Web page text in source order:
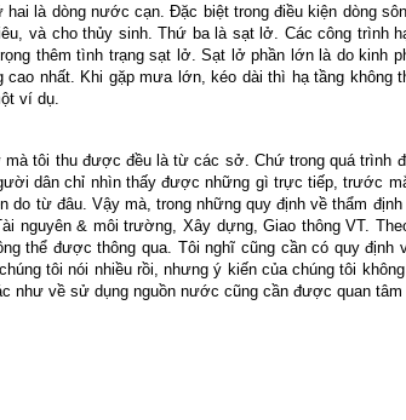
là dòng nước cạn. Đặc biệt trong điều kiện dòng
và cho thủy sinh. Thứ ba là sạt lở. Các công trình
thêm tình trạng sạt lở. Sạt lở phần lớn là do kinh
nhất. Khi gặp mưa lớn, kéo dài thì hạ tầng
ví dụ.
tôi thu được đều là từ các sở. Chứ trong quá trình
dân chỉ nhìn thấy được những gì trực tiếp, trước
từ đâu. Vậy mà, trong những quy định về thẩm
nguyên & môi trường, Xây dựng, Giao thông VT.
thể được thông qua. Tôi nghĩ cũng cần có quy
tôi nói nhiều rồi, nhưng ý kiến của chúng tôi
về sử dụng nguồn nước cũng cần được quan tâm